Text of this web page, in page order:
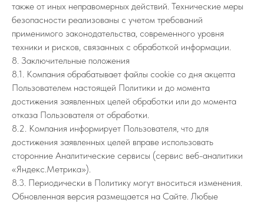
также от иных неправомерных действий. Технические меры
безопасности реализованы с учетом требований
применимого законодательства, современного уровня
техники и рисков, связанных с обработкой информации.
8. Заключительные положения
8.1. Компания обрабатывает файлы cookie со дня акцепта
Пользователем настоящей Политики и до момента
достижения заявленных целей обработки или до момента
отказа Пользователя от обработки.
8.2. Компания информирует Пользователя, что для
достижения заявленных целей вправе использовать
сторонние Аналитические сервисы (сервис веб-аналитики
«Яндекс.Метрика»).
8.3. Периодически в Политику могут вноситься изменения.
Обновленная версия размещается на Сайте. Любые